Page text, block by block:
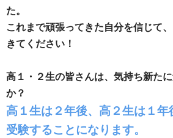
た。
これまで頑張ってきた自分を信じて
きてください！
高１・２生の皆さんは、気持ち新た
か？
高１生は２年後、高２生は１年
受験することになります。